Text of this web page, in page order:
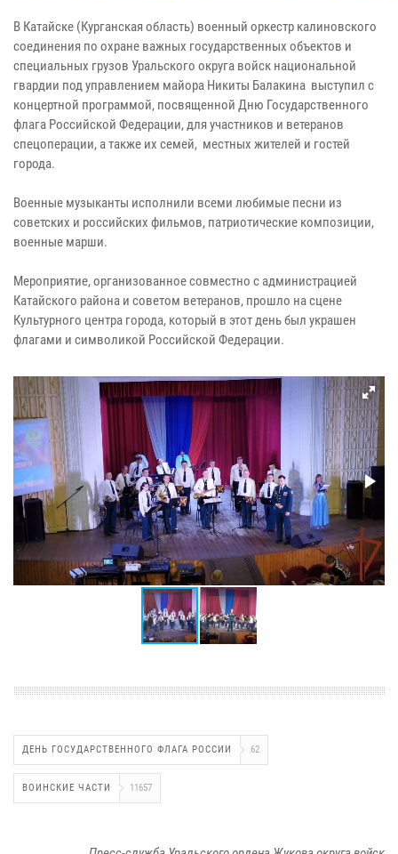
В Катайске (Курганская область) военный оркестр калиновского
соединения по охране важных государственных объектов и
специальных грузов Уральского округа войск национальной
гвардии под управлением майора Никиты Балакина выступил с
концертной программой, посвященной Дню Государственного
флага Российской Федерации, для участников и ветеранов
спецоперации, а также их семей, местных жителей и гостей
города.
Военные музыканты исполнили всеми любимые песни из
советских и российских фильмов, патриотические композиции,
военные марши.
Мероприятие, организованное совместно с администрацией
Катайского района и советом ветеранов, прошло на сцене
Культурного центра города, который в этот день был украшен
флагами и символикой Российской Федерации.
ДЕНЬ ГОСУДАРСТВЕННОГО ФЛАГА РОССИИ 62
ВОИНСКИЕ ЧАСТИ 11657